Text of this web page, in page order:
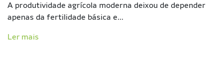
A produtividade agrícola moderna deixou de depender
apenas da fertilidade básica e…
Ler mais